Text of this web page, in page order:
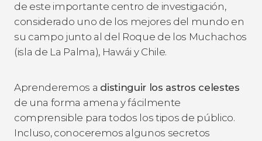
de este importante centro de investigación,
considerado uno de los mejores del mundo en
su campo junto al del Roque de los Muchachos
(isla de La Palma), Hawái y Chile.
Aprenderemos a distinguir los astros celestes
de una forma amena y fácilmente
comprensible para todos los tipos de público.
Incluso, conoceremos algunos secretos